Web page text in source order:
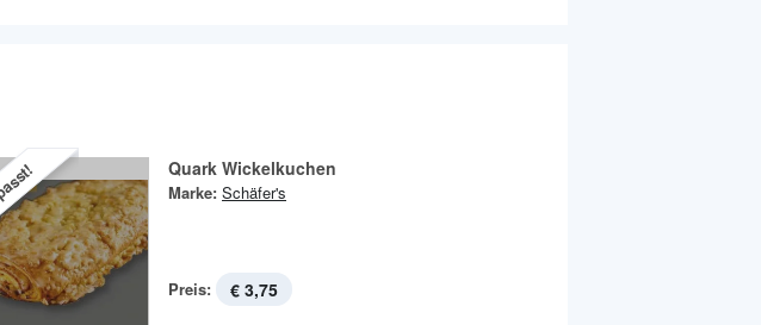
Quark Wickelkuchen
Marke: Schäfer's
Preis: € 3,75